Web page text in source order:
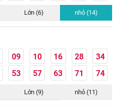
Lớn (6) nhỏ (14)
09 10 16 28
34
53 57 63 71 74
Lớn (9) nhỏ (11)